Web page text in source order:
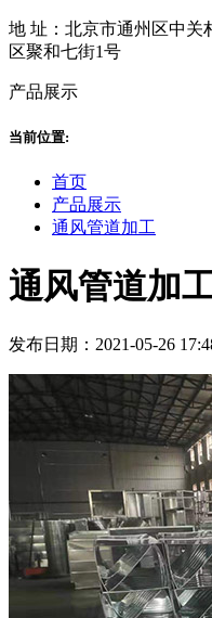
地 址：北京市通州区中关
区聚和七街1号
产品展示
当前位置:
首页
产品展示
通风管道加工
通风管道加
发布日期：2021-05-26